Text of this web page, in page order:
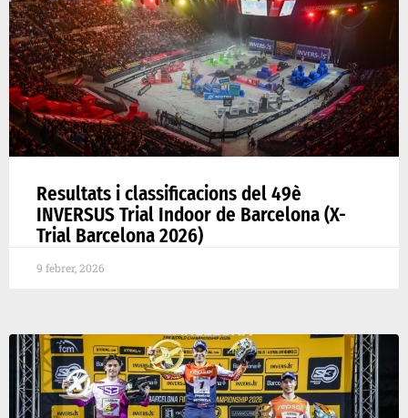
Resultats i classificacions del 49è
INVERSUS Trial Indoor de Barcelona (X-
Trial Barcelona 2026)
9 febrer, 2026